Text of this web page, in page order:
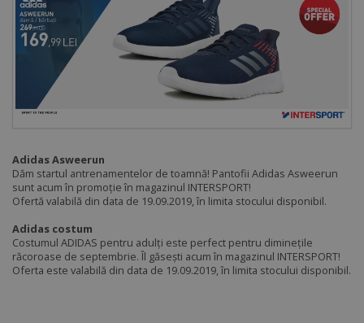
Adidas Asweerun
Dăm startul antrenamentelor de toamnă! Pantofii Adidas Asweerun
sunt acum în promoție în magazinul INTERSPORT!
Ofertă valabilă din data de 19.09.2019, în limita stocului disponibil.
Adidas costum
Costumul ADIDAS pentru adulți este perfect pentru diminețile
răcoroase de septembrie. Îl găsești acum în magazinul INTERSPORT!
Oferta este valabilă din data de 19.09.2019, în limita stocului disponibil.